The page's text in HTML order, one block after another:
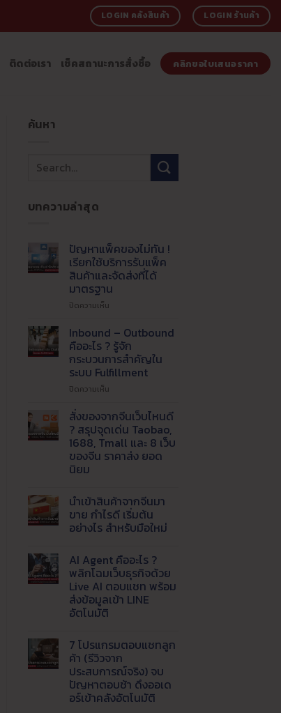
LOGIN คลังสินค้า LOGIN ร้านค้า
ติดต่อเรา เช็คสถานะการสั่งซื้อ คลิกขอใบเสนอราคา
ค้นหา
บทความล่าสุด
ปัญหาแพ็คของไม่ทัน !
เรียกใช้บริการรับแพ็ค
สินค้าและจัดส่งที่ได้
มาตรฐาน
ปิดความเห็นบน
แพ็ค
ของ
ไม่ทัน
!
เรียก
ใช้
แพ็ค
สินค้า
และ
จัด
มาตรฐาน
Inbound – Outbound
คืออะไร ? รู้จัก
กระบวนการสำคัญใน
ระบบ Fulfillment
ปิดความเห็นบน
–
Outbound
คือ
อะไร
?
สำคัญ
ใน
ระบบ
Fulfillment
สั่งของจากจีนเว็บไหนดี
? สรุปจุดเด่น Taobao,
1688, Tmall และ 8 เว็บ
ของจีน ราคาส่ง ยอด
นิยม
เห็น
บน
สั่ง
ของ
เว็บ
ไหน
ดี
?
สรุป
จุด
เด่น
Taobao,
และ
8
เว็บ
ของ
จีน
ราคา
ส่ง
นำเข้าสินค้าจากจีนมา
ขาย กำไรดี เริ่มต้น
อย่างไร สำหรับมือใหม่
เห็น
บน
นำ
เข้า
สินค้า
จาก
จีน
กำไร
ดี
เริ่ม
ต้น
อย่างไร
สำหรับ
มือ
ใหม่
AI Agent คืออะไร ?
พลิกโฉมเว็บธุรกิจด้วย
Live AI ตอบแชท พร้อม
ส่งข้อมูลเข้า LINE
อัตโนมัติ
เห็น
บน
AI
Agent
คือ
อะไร
?
7 โปรแกรมตอบแชทลูก
ค้า (รีวิวจาก
ประสบการณ์จริง) จบ
ปัญหาตอบช้า ดึงออเด
อร์เข้าคลังอัตโนมัติ